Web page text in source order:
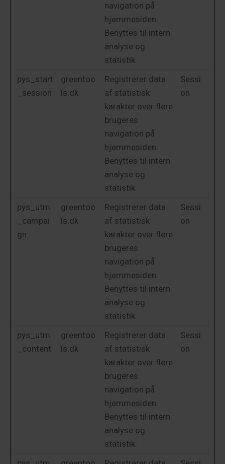
navigation på
hjemmesiden.
Benyttes til intern
analyse og
statistik.
pys_start
_session
greentoo
ls.dk
Registrerer data
af statistisk
karakter over flere
brugeres
navigation på
hjemmesiden.
Benyttes til intern
analyse og
statistik.
Sessi
on
pys_utm
_campai
gn
greentoo
ls.dk
Registrerer data
af statistisk
karakter over flere
brugeres
navigation på
hjemmesiden.
Benyttes til intern
analyse og
statistik.
Sessi
on
pys_utm
_content
greentoo
ls.dk
Registrerer data
af statistisk
karakter over flere
brugeres
navigation på
hjemmesiden.
Benyttes til intern
analyse og
statistik.
Sessi
on